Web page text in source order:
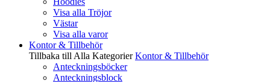
Visa alla Tröjor
Västar
Visa alla varor
Kontor & Tillbehör
Tillbaka till Alla Kategorier Kontor & Tillbehör
Anteckningsböcker
Anteckningsblock